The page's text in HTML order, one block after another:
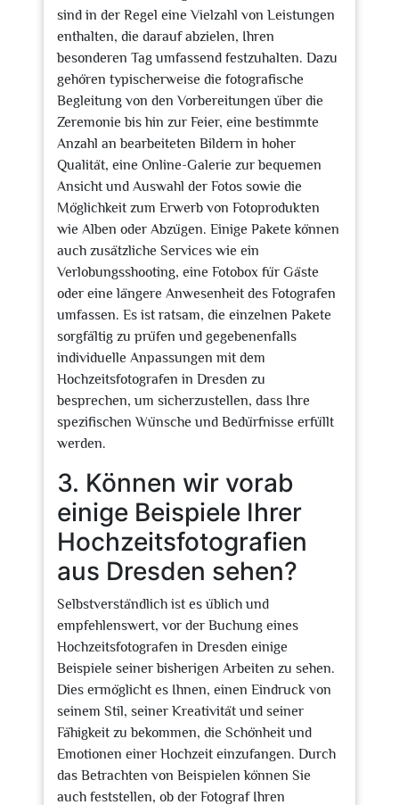
sind in der Regel eine Vielzahl von Leistungen
enthalten, die darauf abzielen, Ihren
besonderen Tag umfassend festzuhalten. Dazu
gehören typischerweise die fotografische
Begleitung von den Vorbereitungen über die
Zeremonie bis hin zur Feier, eine bestimmte
Anzahl an bearbeiteten Bildern in hoher
Qualität, eine Online-Galerie zur bequemen
Ansicht und Auswahl der Fotos sowie die
Möglichkeit zum Erwerb von Fotoprodukten
wie Alben oder Abzügen. Einige Pakete können
auch zusätzliche Services wie ein
Verlobungsshooting, eine Fotobox für Gäste
oder eine längere Anwesenheit des Fotografen
umfassen. Es ist ratsam, die einzelnen Pakete
sorgfältig zu prüfen und gegebenenfalls
individuelle Anpassungen mit dem
Hochzeitsfotografen in Dresden zu
besprechen, um sicherzustellen, dass Ihre
spezifischen Wünsche und Bedürfnisse erfüllt
werden.
3. Können wir vorab
einige Beispiele Ihrer
Hochzeitsfotografien
aus Dresden sehen?
Selbstverständlich ist es üblich und
empfehlenswert, vor der Buchung eines
Hochzeitsfotografen in Dresden einige
Beispiele seiner bisherigen Arbeiten zu sehen.
Dies ermöglicht es Ihnen, einen Eindruck von
seinem Stil, seiner Kreativität und seiner
Fähigkeit zu bekommen, die Schönheit und
Emotionen einer Hochzeit einzufangen. Durch
das Betrachten von Beispielen können Sie
auch feststellen, ob der Fotograf Ihren